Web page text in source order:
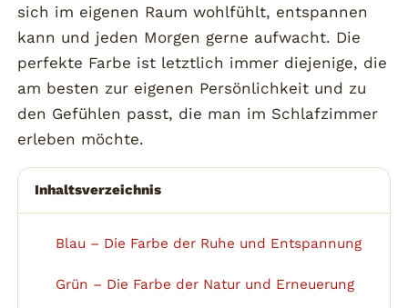
sich im eigenen Raum wohlfühlt, entspannen
kann und jeden Morgen gerne aufwacht. Die
perfekte Farbe ist letztlich immer diejenige, die
am besten zur eigenen Persönlichkeit und zu
den Gefühlen passt, die man im Schlafzimmer
erleben möchte.
Inhaltsverzeichnis
Blau – Die Farbe der Ruhe und Entspannung
Grün – Die Farbe der Natur und Erneuerung